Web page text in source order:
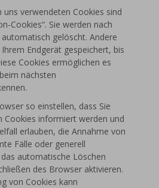
uns verwendeten Cookies sind
Cookies“. Sie werden nach
automatisch gelöscht. Andere
Endgerät gespeichert, bis
Cookies ermöglichen es
nächsten
so einstellen, dass Sie
Cookies informiert werden und
erlauben, die Annahme von
Fälle oder generell
automatische Löschen
des Browser aktivieren.
von Cookies kann